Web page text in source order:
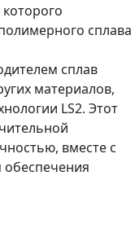
сплава
сплав
материалов,
LS2. Этот
вместе с